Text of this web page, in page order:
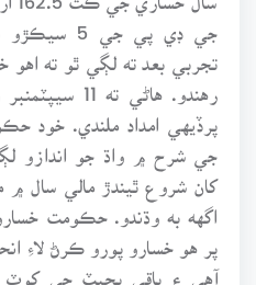
جي ڊي پي جي
رهندو. هاڻي ته
پرڏيهي امداد ملندي. خود
جي شرح ۾ واڌ جو اندازو
کان شروع ٿيندڙ مالي سال ۾
پر هو خسارو پورو ڪرڻ لاءِ